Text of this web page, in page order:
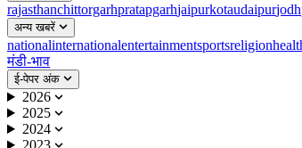
rajasthanchittorgarhpratapgarhjaipurkotaudaipur
अन्य खबरें
nationalinternationalentertainmentsportsreligion
मंडी-भाव
ई-पेपर अंक
2026
2025
2024
2023